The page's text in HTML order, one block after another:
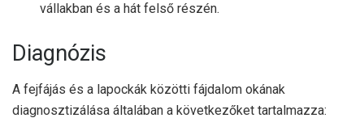
vállakban és a hát felső részén.
Diagnózis
A fejfájás és a lapockák közötti fájdalom okának
diagnosztizálása általában a következőket tartalmazza: